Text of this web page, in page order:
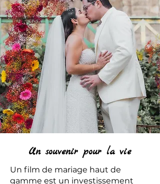
Un souvenir pour la vie
Un film de mariage haut de
gamme est un investissement